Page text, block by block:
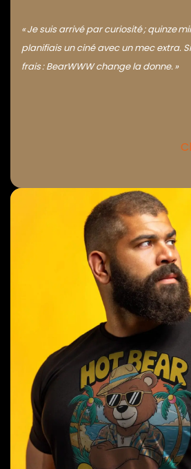
« Je suis arrivé par curiosité ; quinze
planifiais un ciné avec un mec extra.
frais : BearWWW change la donne. »